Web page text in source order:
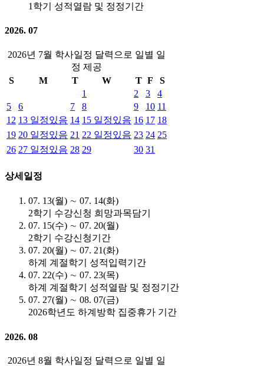
1학기 성적열람 및 정정기간
2026. 07
2026년 7월 학사일정 달력으로 일별 일
정 제공
S
M T W T F
S
1
2 3
4
5
6 7 8 9 10 11
12 13 일정있음 14 15 일정있음 16 17 18
19 20 일정있음 21 22 일정있음 23 24 25
26 27 일정있음 28 29 30 31
상세일정
07. 13(월) ∼ 07. 14(화)
2학기 수강신청 희망과목담기
07. 15(수) ∼ 07. 20(월)
2학기 수강신청기간
07. 20(월) ∼ 07. 21(화)
하계 계절학기 성적입력기간
07. 22(수) ∼ 07. 23(목)
하계 계절학기 성적열람 및 정정기간
07. 27(월) ∼ 08. 07(금)
2026학년도 하계방학 집중휴가 기간
2026. 08
2026년 8월 학사일정 달력으로 일별 일